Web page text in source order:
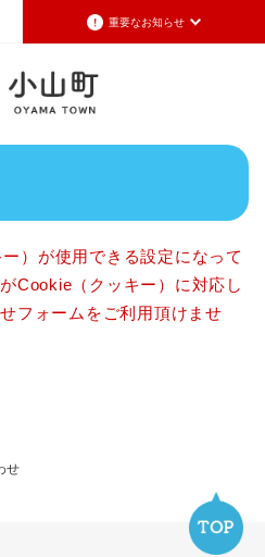
飛ばして本文へ重要なお知らせ
（英語）
中文（簡体字）
背景色変更 白 黒 青
せ
）が使用できる設定になって
Cookie（クッキー）に対応し
フォームをご利用頂けませ